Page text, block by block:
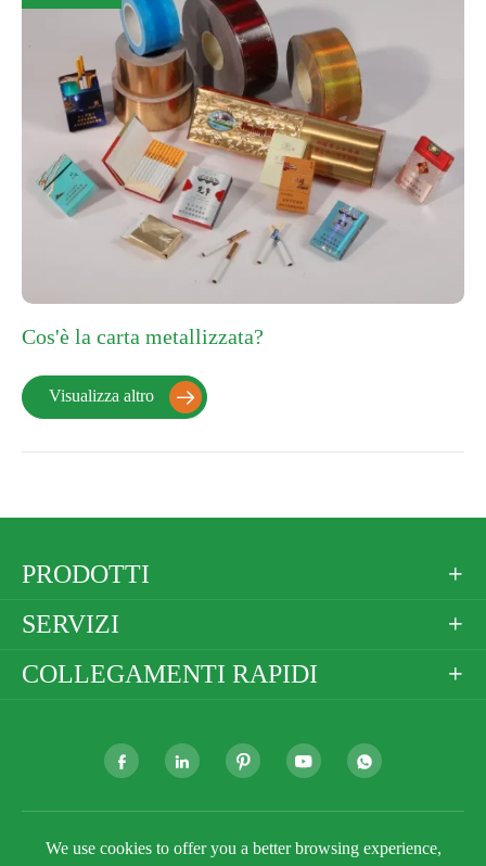
Cos'è la carta metallizzata?
Visualizza altro 
PRODOTTI 
SERVIZI 
COLLEGAMENTI RAPIDI 
    
Copyright ©Golden Paper Company LimitedTutti i

We use cookies to offer you a better browsing experience,